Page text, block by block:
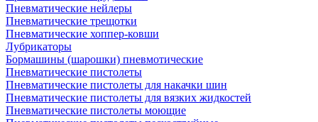
Пневматические нейлеры
Пневматические трещотки
Пневматические хоппер-ковши
Лубрикаторы
Бормашины (шарошки) пневмотические
Пневматические пистолеты
Пневматические пистолеты для накачки шин
Пневматические пистолеты для вязких жидкостей
Пневматические пистолеты моющие